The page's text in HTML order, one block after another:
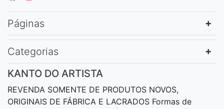
Páginas
Categorias
KANTO DO ARTISTA
REVENDA SOMENTE DE PRODUTOS NOVOS,
ORIGINAIS DE FÁBRICA E LACRADOS Formas de